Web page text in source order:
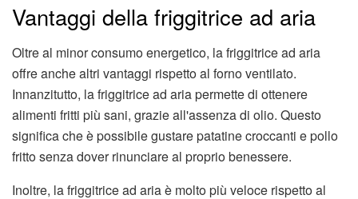
Vantaggi della friggitrice ad aria
Oltre al minor consumo energetico, la friggitrice ad aria
offre anche altri vantaggi rispetto al forno ventilato.
Innanzitutto, la friggitrice ad aria permette di ottenere
alimenti fritti più sani, grazie all'assenza di olio. Questo
significa che è possibile gustare patatine croccanti e pollo
fritto senza dover rinunciare al proprio benessere.
Inoltre, la friggitrice ad aria è molto più veloce rispetto al